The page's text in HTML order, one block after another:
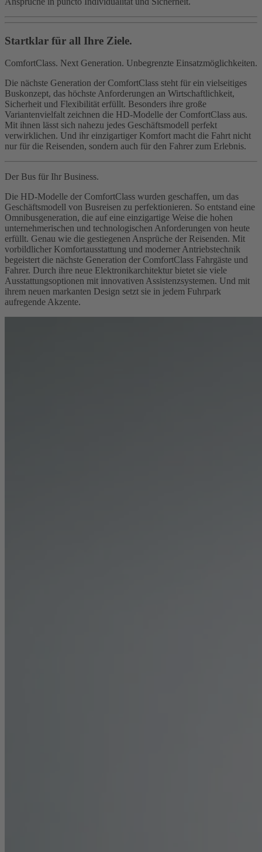
Startklar für all Ihre Ziele.
ComfortClass. Next Generation. Unbegrenzte Einsatzmöglichkeiten.
Die nächste Generation der ComfortClass steht für ein vielseitiges
Buskonzept, das höchste Anforderungen an Wirtschaftlichkeit,
Sicherheit und Flexibilität erfüllt. Besonders ihre große
Variantenvielfalt zeichnen die HD-Modelle der ComfortClass aus.
Mit ihnen lässt sich nahezu jedes Geschäftsmodell perfekt
verwirklichen. Und ihr einzigartiger Komfort macht die Fahrt nicht
nur für die Reisenden, sondern auch für den Fahrer zum Erlebnis.
Der Bus für Ihr Business.
Die HD-Modelle der ComfortClass wurden geschaffen, um das
Geschäftsmodell von Busreisen zu perfektionieren. So entstand eine
Omnibusgeneration, die auf eine einzigartige Weise die hohen
unternehmerischen und technologischen Anforderungen von heute
erfüllt. Genau wie die gestiegenen Ansprüche der Reisenden. Mit
vorbildlicher Komfortausstattung und moderner Antriebstechnik
begeistert die nächste Generation der ComfortClass Fahrgäste und
Fahrer. Durch ihre neue Elektronikarchitektur bietet sie viele
Ausstattungsoptionen mit innovativen Assistenzsystemen. Und mit
ihrem neuen markanten Design setzt sie in jedem Fuhrpark
aufregende Akzente.